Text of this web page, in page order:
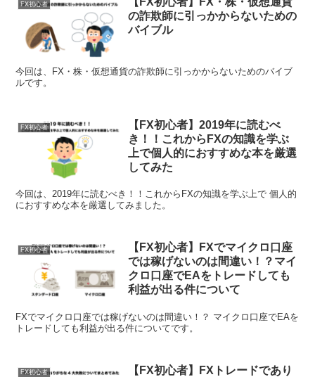
FX初心者
の詐欺師に引っかからないための
バイブル
今回は、FX・株・仮想通貨の詐欺師に引っかからないためのバイブ
ルです。
FX初心者
【FX初心者】2019年に読むべ
き！！これからFXの知識を学ぶ
上で個人的におすすめな本を厳選
してみた
今回は、2019年に読むべき！！これからFXの知識を学ぶ上で 個人的
におすすめな本を厳選してみました。
FX初心者
【FX初心者】FXでマイクロ口座
では稼げないのは間違い！？マイ
クロ口座でEAをトレードしても
利益が出る件について
FXでマイクロ口座では稼げないのは間違い！？ マイクロ口座でEAを
トレードしても利益が出る件についてです。
FX初心者
【FX初心者】FXトレードであり